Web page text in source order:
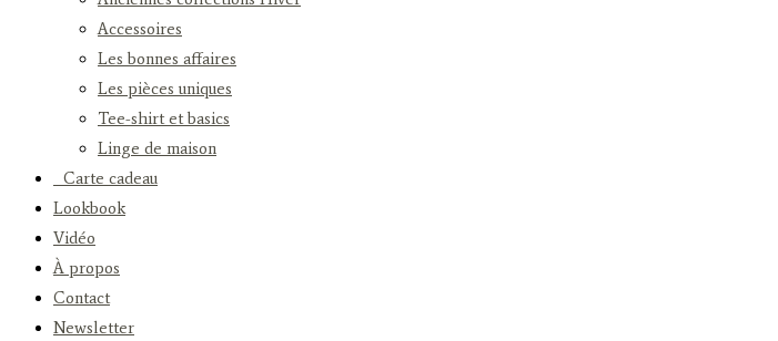
Accessoires
Les bonnes affaires
Les pièces uniques
Tee-shirt et basics
Linge de maison
Carte cadeau
Lookbook
Vidéo
À propos
Contact
Newsletter